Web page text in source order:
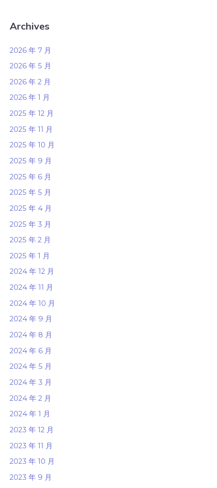
Archives
2026 年 7 月
2026 年 5 月
2026 年 2 月
2026 年 1 月
2025 年 12 月
2025 年 11 月
2025 年 10 月
2025 年 9 月
2025 年 6 月
2025 年 5 月
2025 年 4 月
2025 年 3 月
2025 年 2 月
2025 年 1 月
2024 年 12 月
2024 年 11 月
2024 年 10 月
2024 年 9 月
2024 年 8 月
2024 年 6 月
2024 年 5 月
2024 年 3 月
2024 年 2 月
2024 年 1 月
2023 年 12 月
2023 年 11 月
2023 年 10 月
2023 年 9 月